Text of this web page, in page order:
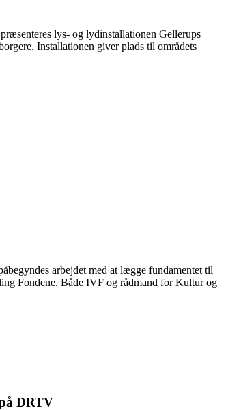
lys- og lydinstallationen Gellerups
Installationen giver plads til områdets
arbejdet med at lægge fundamentet til
Fondene. Både IVF og rådmand for Kultur og
DRTV